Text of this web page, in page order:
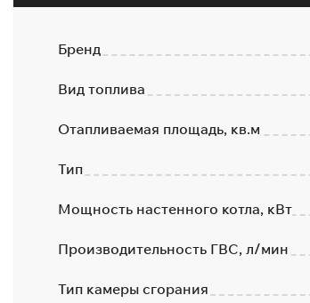
Бренд
Вид топлива
Отапливаемая площадь, кв.м
Тип
Мощность настенного котла, кВт
Производительность ГВС, л/мин
Тип камеры сгорания